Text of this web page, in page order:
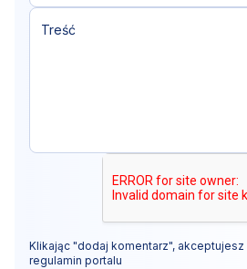
Klikając "dodaj komentarz", akceptujesz
regulamin portalu